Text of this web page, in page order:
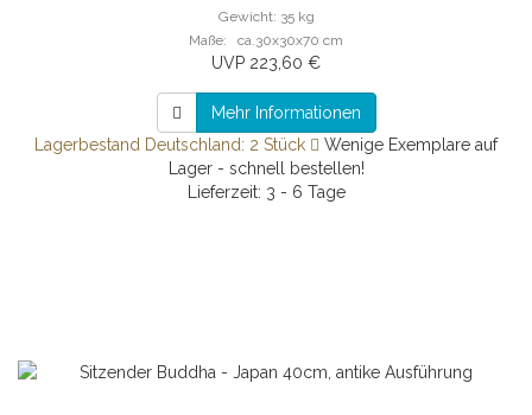
Gewicht: 35 kg
Maße: ca.30x30x70 cm
UVP 223,60 €
Mehr Informationen
Lagerbestand Deutschland: 2 Stück
Wenige Exemplare auf
Lager - schnell bestellen!
Lieferzeit: 3 - 6 Tage